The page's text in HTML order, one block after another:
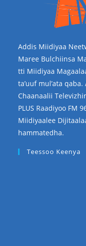
Addis Miidiyaa
Maree Bulchiinsa
tti Miidiyaa
ta’uuf mul’ata
Chaanaalii
PLUS Raadiyoo FM
Miidiyaalee
hammatedha.
Teessoo Keenya